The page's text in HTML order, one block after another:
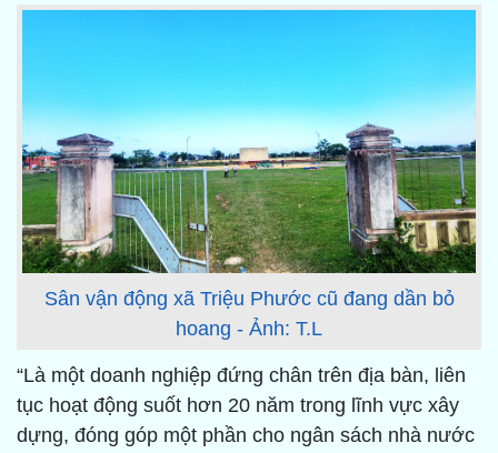
Sân vận động xã Triệu Phước cũ đang dần bỏ
hoang - Ảnh: T.L
“Là một doanh nghiệp đứng chân trên địa bàn, liên
tục hoạt động suốt hơn 20 năm trong lĩnh vực xây
dựng, đóng góp một phần cho ngân sách nhà nước